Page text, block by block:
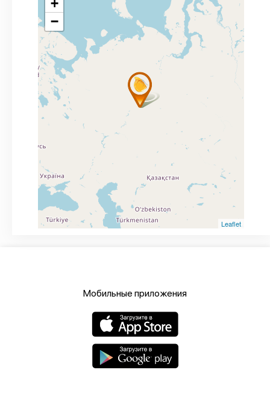
+
−
Leaflet
Мобильные приложения